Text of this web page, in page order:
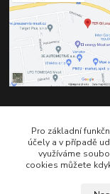
Kontakty
Pro základní
účely a v případě
využíváme
cookies můžete